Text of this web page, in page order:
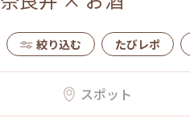
絞り込む たびレポ
スポット